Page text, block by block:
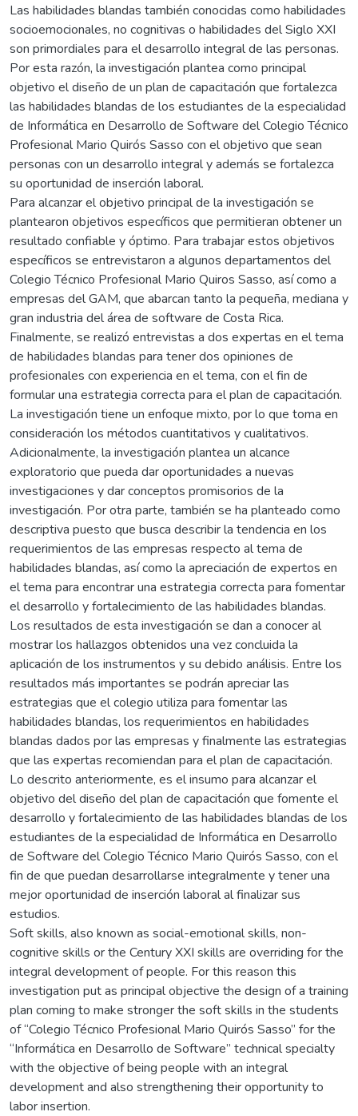
Las habilidades blandas también conocidas como habilidades
socioemocionales, no cognitivas o habilidades del Siglo XXI
son primordiales para el desarrollo integral de las personas.
Por esta razón, la investigación plantea como principal
objetivo el diseño de un plan de capacitación que fortalezca
las habilidades blandas de los estudiantes de la especialidad
de Informática en Desarrollo de Software del Colegio Técnico
Profesional Mario Quirós Sasso con el objetivo que sean
personas con un desarrollo integral y además se fortalezca
su oportunidad de inserción laboral.
Para alcanzar el objetivo principal de la investigación se
plantearon objetivos específicos que permitieran obtener un
resultado confiable y óptimo. Para trabajar estos objetivos
específicos se entrevistaron a algunos departamentos del
Colegio Técnico Profesional Mario Quiros Sasso, así como a
empresas del GAM, que abarcan tanto la pequeña, mediana y
gran industria del área de software de Costa Rica.
Finalmente, se realizó entrevistas a dos expertas en el tema
de habilidades blandas para tener dos opiniones de
profesionales con experiencia en el tema, con el fin de
formular una estrategia correcta para el plan de capacitación.
La investigación tiene un enfoque mixto, por lo que toma en
consideración los métodos cuantitativos y cualitativos.
Adicionalmente, la investigación plantea un alcance
exploratorio que pueda dar oportunidades a nuevas
investigaciones y dar conceptos promisorios de la
investigación. Por otra parte, también se ha planteado como
descriptiva puesto que busca describir la tendencia en los
requerimientos de las empresas respecto al tema de
habilidades blandas, así como la apreciación de expertos en
el tema para encontrar una estrategia correcta para fomentar
el desarrollo y fortalecimiento de las habilidades blandas.
Los resultados de esta investigación se dan a conocer al
mostrar los hallazgos obtenidos una vez concluida la
aplicación de los instrumentos y su debido análisis. Entre los
resultados más importantes se podrán apreciar las
estrategias que el colegio utiliza para fomentar las
habilidades blandas, los requerimientos en habilidades
blandas dados por las empresas y finalmente las estrategias
que las expertas recomiendan para el plan de capacitación.
Lo descrito anteriormente, es el insumo para alcanzar el
objetivo del diseño del plan de capacitación que fomente el
desarrollo y fortalecimiento de las habilidades blandas de los
estudiantes de la especialidad de Informática en Desarrollo
de Software del Colegio Técnico Mario Quirós Sasso, con el
fin de que puedan desarrollarse integralmente y tener una
mejor oportunidad de inserción laboral al finalizar sus
estudios.
Soft skills, also known as social-emotional skills, non-
cognitive skills or the Century XXI skills are overriding for the
integral development of people. For this reason this
investigation put as principal objective the design of a training
plan coming to make stronger the soft skills in the students
of “Colegio Técnico Profesional Mario Quirós Sasso” for the
“Informática en Desarrollo de Software” technical specialty
with the objective of being people with an integral
development and also strengthening their opportunity to
labor insertion.